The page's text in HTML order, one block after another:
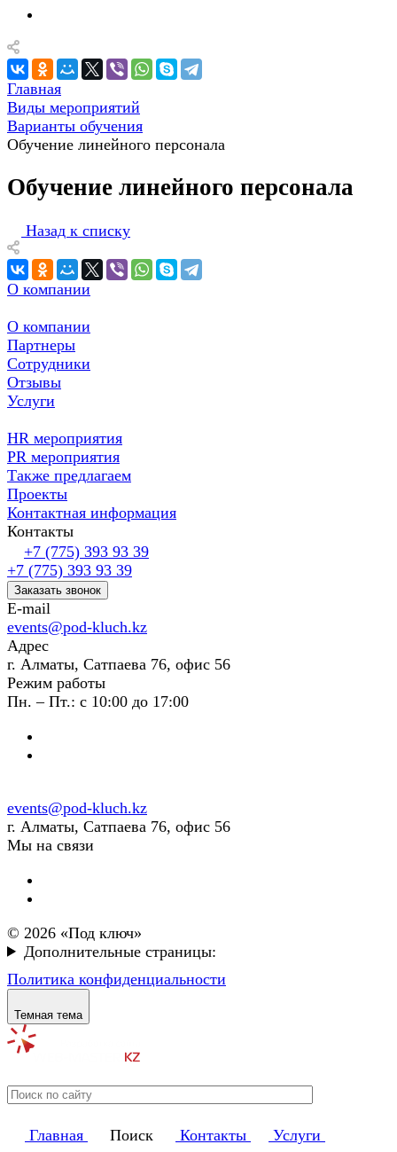
Главная
Виды мероприятий
Варианты обучения
Обучение линейного персонала
Обучение линейного персонала
Назад к списку
О компании
О компании
Партнеры
Сотрудники
Отзывы
Услуги
HR мероприятия
PR мероприятия
Также предлагаем
Проекты
Контактная информация
Контакты
+7 (775) 393 93 39
+7 (775) 393 93 39
Заказать звонок
E-mail
events@pod-kluch.kz
Адрес
г. Алматы, Сатпаева 76, офис 56
Режим работы
Пн. – Пт.: с 10:00 до 17:00
events@pod-kluch.kz
г. Алматы, Сатпаева 76, офис 56
Мы на связи
© 2026 «Под ключ»
Дополнительные страницы:
Политика конфиденциальности
Темная тема
Главная Поиск Контакты
Услуги